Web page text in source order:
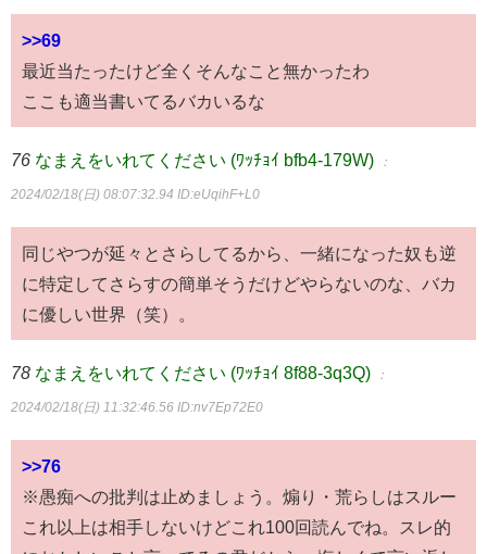
>>69
最近当たったけど全くそんなこと無かったわ
ここも適当書いてるバカいるな
76 なまえをいれてください (ﾜｯﾁｮｲ bfb4-179W) ：
2024/02/18(日) 08:07:32.94 ID:eUqihF+L0
同じやつが延々とさらしてるから、一緒になった奴も逆
に特定してさらすの簡単そうだけどやらないのな、バカ
に優しい世界（笑）。
78 なまえをいれてください (ﾜｯﾁｮｲ 8f88-3q3Q) ：
2024/02/18(日) 11:32:46.56 ID:nv7Ep72E0
>>76
※愚痴への批判は止めましょう。煽り・荒らしはスルー
これ以上は相手しないけどこれ100回読んでね。スレ的